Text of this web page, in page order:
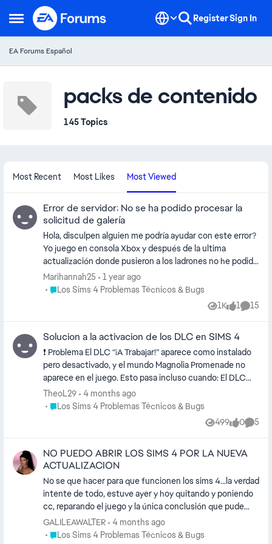
Open Side Menu
Skip to content RegisterSign In
EA Forums Español
packs de contenido
145 Topics
Most Recent Most Likes Most Viewed
Error de servidor: No se ha podido procesar la
solicitud de galería
Hola, disculpen alguien me podría ayudar con este error?
Yo juego en consola Xbox y después de la ultima
actualización donde pusieron a los ladrones no he podido
guardar mis casas en la galería, alguien sabe el por qué? o
me podría ayudar?, ya eliminé algunos archivos que había
descargado en la misma galería y también volví a iniciar la
Marihannah25
1 year ago
Place Los Sims 4 Problemas Técnicos & Bugs
Los Sims 4 Problemas Técnicos & Bugs
1K
Views 1
like 15
Solucion a la activacion de los DLC en SIMS 4
❗ Problema El DLC “¡A Trabajar!” aparece como instalado
pero desactivado, y el mundo Magnolia Promenade no
aparece en el juego. Esto pasa incluso cuando: El DLC
está descargado ✔️ Los archivos existen ✔️ Steam lo
reconoce ✔️ 🔍 Causa real El juego está bloqueando el
aunque estén instalados. ✅ SOLUCIÓN (FIX) 1. Ir a la
carpeta del juego (Documentos) Ruta:
C:\Users\TU_USUARIO\Documents\Electronic Arts\Los
Sims 4 ⚠️ Si usás OneDrive puede estar en:
OneDrive\Documentos\Electronic Arts\Los Sims 4 2.
Abrir el archivo Abrir con Bloc de notas: UserSetting.ini 3.
Buscar esta línea packstoskipmount = 3 4. BORRARLA
TheoL29
4 months ago
Place Los Sims 4 Problemas Técnicos & Bugs
Los Sims 4 Problemas Técnicos & Bugs
499
Views 0
likes 5
NO PUEDO ABRIR LOS SIMS 4 POR LA NUEVA
ACTUALIZACION
No se que hacer para que funcionen los sims 4...la verdad
intente de todo, estuve ayer y hoy quitando y poniendo
cc, reparando el juego y la única conclusión que pude
sacar es que el juego solo me abre si no hay ningún
cc/mod ....pero si me abre Siempre hay errores por
GALILEAWALTER
4 months ago
Place Los Sims 4 Problemas Técnicos & Bugs
Los Sims 4 Problemas Técnicos & Bugs